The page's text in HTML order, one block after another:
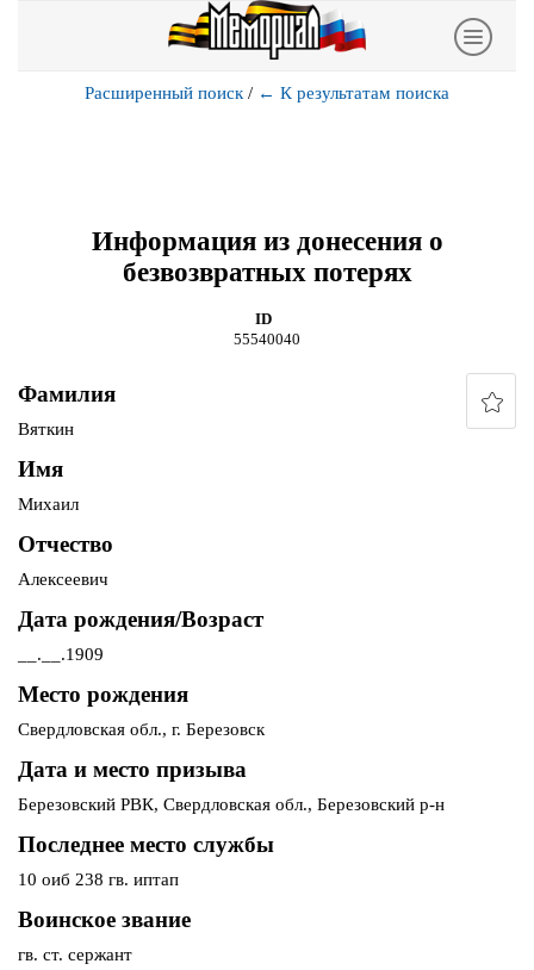
Расширенный поиск / ← К результатам поиска
Информация из донесения о
безвозвратных потерях
ID
55540040
Фамилия
Вяткин
Имя
Михаил
Отчество
Алексеевич
Дата рождения/Возраст
__.__.1909
Место рождения
Свердловская обл., г. Березовск
Дата и место призыва
Березовский РВК, Свердловская обл., Березовский р-н
Последнее место службы
10 оиб 238 гв. иптап
Воинское звание
гв. ст. сержант